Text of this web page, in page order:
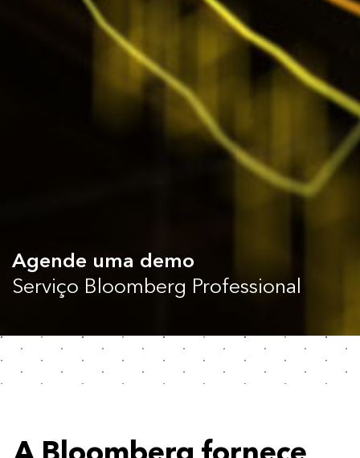
Agende uma demo
Serviço Bloomberg Professional